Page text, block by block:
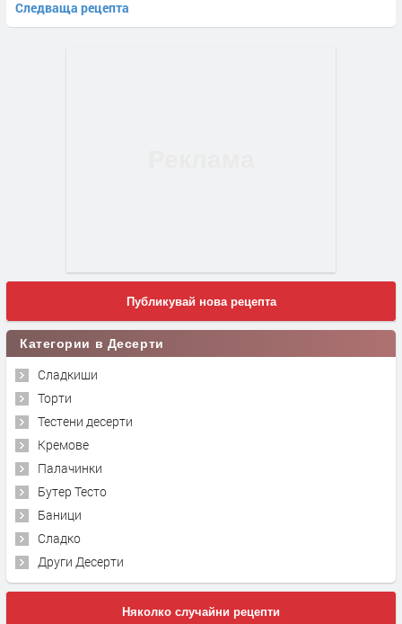
Следваща рецепта
Публикувай нова рецепта
Категории в Десерти
Сладкиши
Торти
Тестени десерти
Кремове
Палачинки
Бутер Тесто
Баници
Сладко
Други Десерти
Няколко случайни рецепти